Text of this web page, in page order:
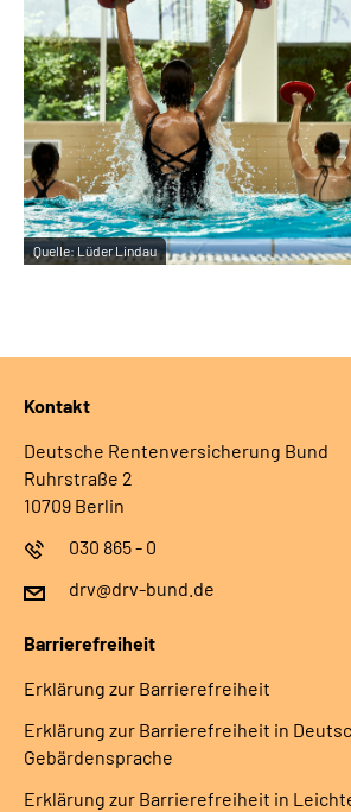
Quelle: Lüder Lindau
Kontakt
Deutsche Rentenversicherung Bund
Ruhrstraße 2
10709 Berlin
030 865 - 0
drv@drv-bund.de
Barrierefreiheit
Erklärung zur Barrierefreiheit
Erklärung zur Barrierefreiheit in
Gebärdensprache
Erklärung zur Barrierefreiheit in